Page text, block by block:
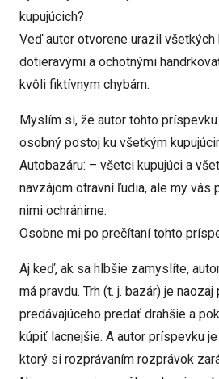
kupujúcich?
Veď autor otvorene urazil všetkých
dotieravými a ochotnými
kvôli fiktívnym chybám.
Myslím si, že autor tohto
osobný postoj ku všetkým
Autobazáru: – všetci kupujúci a
navzájom otravní ľudia, ale my vás
nimi ochránime.
Osobne mi po prečítaní tohto
Aj keď, ak sa hlbšie zamyslíte,
má pravdu. Trh (t. j. bazár) je
predávajúceho predať drahšie a
kúpiť lacnejšie. A autor príspevku
ktorý si rozprávaním rozprávok